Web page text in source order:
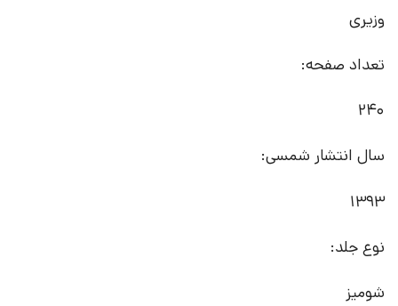
وزیری
تعداد صفحه:
240
سال انتشار شمسی:
1393
نوع جلد:
شومیز